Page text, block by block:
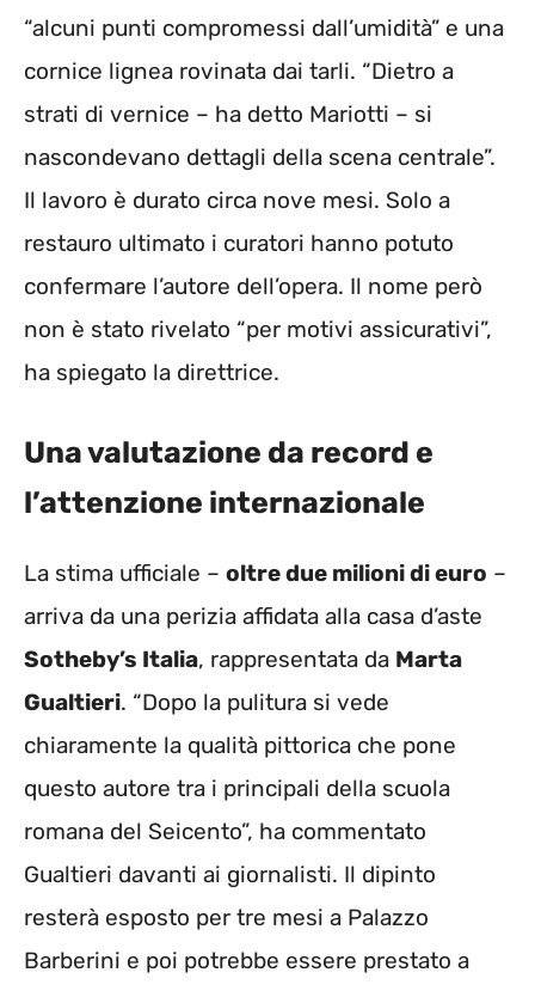
“alcuni punti compromessi dall’umidità” e una
cornice lignea rovinata dai tarli. “Dietro a
strati di vernice – ha detto Mariotti – si
nascondevano dettagli della scena centrale”.
Il lavoro è durato circa nove mesi. Solo a
restauro ultimato i curatori hanno potuto
confermare l’autore dell’opera. Il nome però
non è stato rivelato “per motivi assicurativi”,
ha spiegato la direttrice.
Una valutazione da record e
l’attenzione internazionale
La stima ufficiale – oltre due milioni di euro –
arriva da una perizia affidata alla casa d’aste
Sotheby’s Italia, rappresentata da Marta
Gualtieri. “Dopo la pulitura si vede
chiaramente la qualità pittorica che pone
questo autore tra i principali della scuola
romana del Seicento”, ha commentato
Gualtieri davanti ai giornalisti. Il dipinto
resterà esposto per tre mesi a Palazzo
Barberini e poi potrebbe essere prestato a